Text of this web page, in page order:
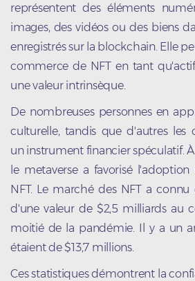
représentent des éléments
images, des vidéos ou des biens
enregistrés sur la blockchain. Elle
commerce de NFT en tant
une valeur intrinsèque.
De nombreuses personnes en
culturelle, tandis que d'autres les
un instrument financier spéculatif.
le metaverse a favorisé
NFT. Le marché des NFT a connu
d'une valeur de $2,5 milliards au
moitié de la pandémie. Il y a un
étaient de $13,7 millions.
Ces statistiques démontrent la